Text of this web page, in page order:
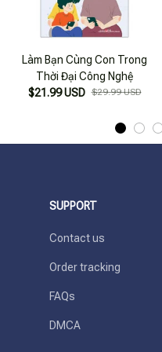
Làm Bạn Cùng Con Trong
Thời Đại Công Nghệ
$21.99 USD $29.99 USD
SUPPORT
Contact us
Order tracking
FAQs
DMCA